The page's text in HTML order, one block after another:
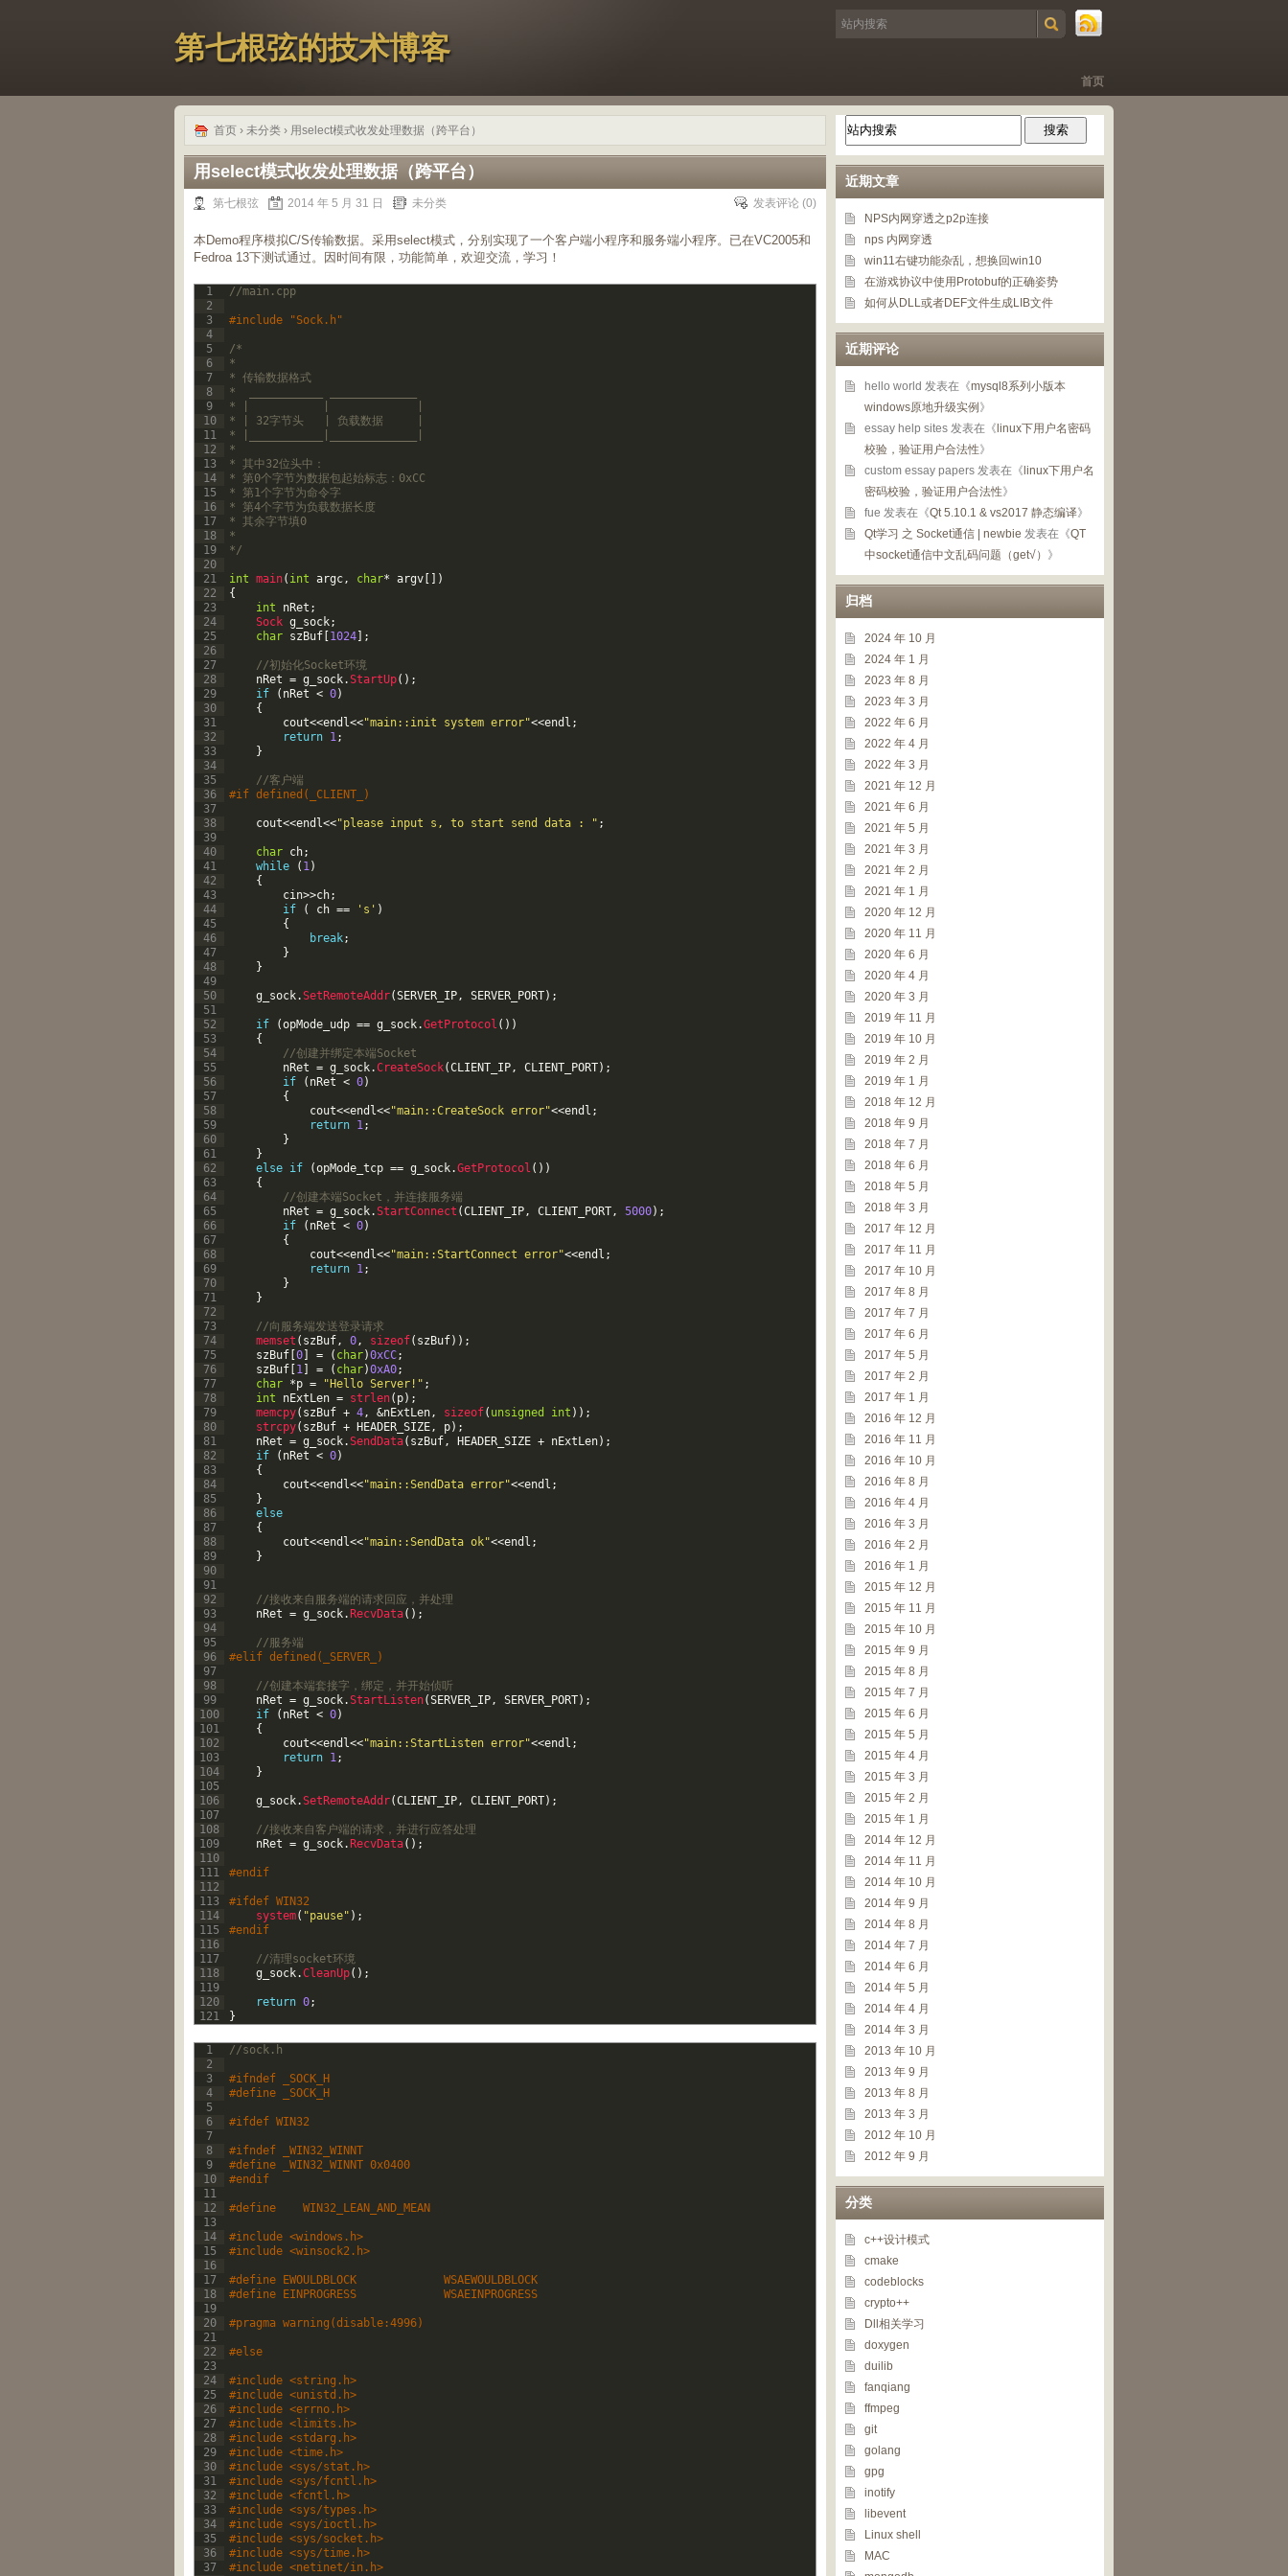
第七根弦的技术博客
首页
首页 › 未分类 › 用select模式收发处理数据（跨平台）
用select模式收发处理数据（跨平台）
第七根弦 2014 年 5 月 31 日 未分类 发表评论 (0)
本Demo程序模拟C/S传输数据。采用select模式，分别实现了一个客户端小程序和服务端小程序。已在VC2005和
Fedroa 13下测试通过。因时间有限，功能简单，欢迎交流，学习！
1
2
3
4
5
6
7
8
9
10
11
12
13
14
15
16
17
18
19
20
21
22
23
24
25
26
27
28
29
30
31
32
33
34
35
36
37
38
39
40
41
42
43
44
45
46
47
48
49
50
51
52
53
54
55
56
57
58
59
60
61
62
63
64
65
66
67
68
69
70
71
72
73
74
75
76
77
78
79
80
81
82
83
84
85
86
87
88
89
90
91
92
93
94
95
96
97
98
99
100
101
102
103
104
105
106
107
108
109
110
111
112
113
114
115
116
117
118
119
120
121
//main.cpp
#include "Sock.h"
/*
*
* 传输数据格式
*  ___________ _____________
* |           |             |
* | 32字节头   | 负载数据     |
* |___________|_____________|
*
* 其中32位头中：
* 第0个字节为数据包起始标志：0xCC
* 第1个字节为命令字
* 第4个字节为负载数据长度
* 其余字节填0
*
*/
int main( int argc, char* argv
)
{
int
nRet ;
Sock g_sock;
char szBuf 1024 ;
//初始化Socket环境
nRet = g_sock.StartUp( ) ;
if
( nRet < 0)
{
cout<<endl<<"main::init system error"<<endl ;
return 1;
}
//客户端
#if defined(_CLIENT_)
cout<<endl<<"please input s, to start send data : " ;
char ch;
while
( 1)
{
cin>>ch;
if
( ch == 's' )
{
break;
}
}
g_sock.SetRemoteAddr(SERVER_IP, SERVER_PORT) ;
if (opMode_udp == g_sock.GetProtocol ( ) )
{
//创建并绑定本端Socket
nRet = g_sock.CreateSock(CLIENT_IP, CLIENT_PORT) ;
if
( nRet < 0)
{
cout<<endl<<"main::CreateSock error"<<endl ;
return 1;
}
}
else if (opMode_tcp == g_sock.GetProtocol ( ) )
{
//创建本端Socket，并连接服务端
nRet = g_sock.StartConnect (CLIENT_IP, CLIENT_PORT, 5000) ;
if
( nRet < 0)
{
cout<<endl<<"main::StartConnect error"<<endl ;
return 1;
}
}
//向服务端发送登录请求
memset ( szBuf, 0, sizeof( szBuf) ) ;
szBuf 0 = ( char)0xCC;
szBuf 1 = ( char)0xA0;
char *p = "Hello Server!" ;
int
nExtLen = strlen( p) ;
memcpy( szBuf + 4, &nExtLen, sizeof( unsigned int ) ) ;
strcpy( szBuf + HEADER_SIZE, p) ;
nRet = g_sock.SendData( szBuf, HEADER_SIZE + nExtLen) ;
if
( nRet < 0)
{
cout<<endl<<"main::SendData error"<<endl ;
}
else
{
cout<<endl<<"main::SendData ok"<<endl ;
}
//接收来自服务端的请求回应，并处理
nRet = g_sock. RecvData( ) ;
//服务端
#elif defined(_SERVER_)
//创建本端套接字，绑定，并开始侦听
nRet = g_sock.StartListen(SERVER_IP, SERVER_PORT) ;
if
( nRet < 0)
{
cout<<endl<<"main::StartListen error"<<endl ;
return 1;
}
g_sock.SetRemoteAddr(CLIENT_IP, CLIENT_PORT) ;
//接收来自客户端的请求，并进行应答处理
nRet = g_sock. RecvData( ) ;
#endif
#ifdef WIN32
system( "pause" ) ;
#endif
//清理socket环境
g_sock.CleanUp( ) ;
return 0;
}
1
2
3
4
5
6
7
8
9
10
11
12
13
14
15
16
17
18
19
20
21
22
23
24
25
26
27
28
29
30
31
32
33
34
35
36
37
//sock.h
#ifndef _SOCK_H
#define _SOCK_H
#ifdef WIN32
#ifndef _WIN32_WINNT
#define _WIN32_WINNT 0x0400
#endif
#define    WIN32_LEAN_AND_MEAN
#include <windows.h>
#include <winsock2.h>
#define EWOULDBLOCK             WSAEWOULDBLOCK
#define EINPROGRESS             WSAEINPROGRESS
#pragma warning(disable:4996)
#else
#include <string.h>
#include <unistd.h>
#include <errno.h>
#include <limits.h>
#include <stdarg.h>
#include <time.h>
#include <sys/stat.h>
#include <sys/fcntl.h>
#include <fcntl.h>
#include <sys/types.h>
#include <sys/ioctl.h>
#include <sys/socket.h>
#include <sys/time.h>
#include <netinet/in.h>
近期文章
NPS内网穿透之p2p连接
nps 内网穿透
win11右键功能杂乱，想换回win10
在游戏协议中使用Protobuf的正确姿势
如何从DLL或者DEF文件生成LIB文件
近期评论
hello world 发表在《mysql8系列小版本
windows原地升级实例 》
essay help sites 发表在《 linux下用户名密码
校验，验证用户合法性》
custom essay papers 发表在《 linux下用户名
密码校验，验证用户合法性》
fue 发表在《Qt 5.10.1 & vs2017 静态编译》
Qt学习 之 Socket通信 | newbie 发表在《QT
中socket通信中文乱码问题（get√） 》
归档
2024 年 10 月
2024 年 1 月
2023 年 8 月
2023 年 3 月
2022 年 6 月
2022 年 4 月
2022 年 3 月
2021 年 12 月
2021 年 6 月
2021 年 5 月
2021 年 3 月
2021 年 2 月
2021 年 1 月
2020 年 12 月
2020 年 11 月
2020 年 6 月
2020 年 4 月
2020 年 3 月
2019 年 11 月
2019 年 10 月
2019 年 2 月
2019 年 1 月
2018 年 12 月
2018 年 9 月
2018 年 7 月
2018 年 6 月
2018 年 5 月
2018 年 3 月
2017 年 12 月
2017 年 11 月
2017 年 10 月
2017 年 8 月
2017 年 7 月
2017 年 6 月
2017 年 5 月
2017 年 2 月
2017 年 1 月
2016 年 12 月
2016 年 11 月
2016 年 10 月
2016 年 8 月
2016 年 4 月
2016 年 3 月
2016 年 2 月
2016 年 1 月
2015 年 12 月
2015 年 11 月
2015 年 10 月
2015 年 9 月
2015 年 8 月
2015 年 7 月
2015 年 6 月
2015 年 5 月
2015 年 4 月
2015 年 3 月
2015 年 2 月
2015 年 1 月
2014 年 12 月
2014 年 11 月
2014 年 10 月
2014 年 9 月
2014 年 8 月
2014 年 7 月
2014 年 6 月
2014 年 5 月
2014 年 4 月
2014 年 3 月
2013 年 10 月
2013 年 9 月
2013 年 8 月
2013 年 3 月
2012 年 10 月
2012 年 9 月
分类
c++设计模式
cmake
codeblocks
crypto++
Dll相关学习
doxygen
duilib
fanqiang
ffmpeg
git
golang
gpg
inotify
libevent
Linux shell
MAC